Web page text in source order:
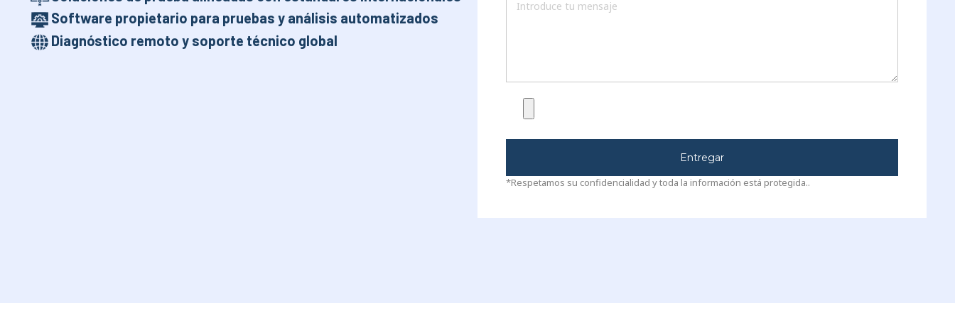
Software propietario para pruebas y análisis automatizados
Diagnóstico remoto y soporte técnico global
Entregar
*Respetamos su confidencialidad y toda la información está protegida..